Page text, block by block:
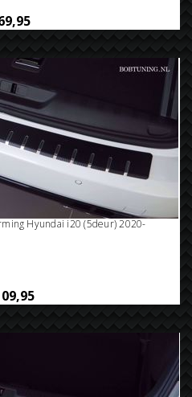
Hyundai i20 (5deur) 2020-